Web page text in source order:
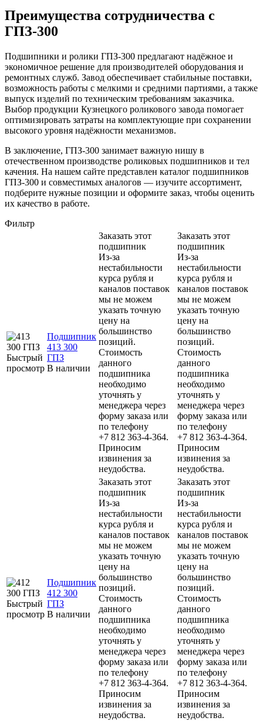
Преимущества сотрудничества с
ГПЗ-300
Подшипники и ролики ГПЗ-300 предлагают надёжное и
экономичное решение для производителей оборудования и
ремонтных служб. Завод обеспечивает стабильные поставки,
возможность работы с мелкими и средними партиями, а также
выпуск изделий по техническим требованиям заказчика.
Выбор продукции Кузнецкого роликового завода помогает
оптимизировать затраты на комплектующие при сохранении
высокого уровня надёжности механизмов.
В заключение, ГПЗ-300 занимает важную нишу в
отечественном производстве роликовых подшипников и тел
качения. На нашем сайте представлен каталог подшипников
ГПЗ-300 и совместимых аналогов — изучите ассортимент,
подберите нужные позиции и оформите заказ, чтобы оценить
их качество в работе.
Фильтр
Быстрый
просмотр
Подшипник
413 300
ГПЗ
В наличии
Заказать этот
подшипник
Из-за
нестабильности
курса рубля и
каналов поставок
мы не можем
указать точную
цену на
большинство
позиций.
Стоимость
данного
подшипника
необходимо
уточнять у
менеджера через
форму заказа или
по телефону
+7 812 363-4-364.
Приносим
извинения за
неудобства.
Заказать этот
подшипник
Из-за
нестабильности
курса рубля и
каналов поставок
мы не можем
указать точную
цену на
большинство
позиций.
Стоимость
данного
подшипника
необходимо
уточнять у
менеджера через
форму заказа или
по телефону
+7 812 363-4-364.
Приносим
извинения за
неудобства.
Быстрый
просмотр
Подшипник
412 300
ГПЗ
В наличии
Заказать этот
подшипник
Из-за
нестабильности
курса рубля и
каналов поставок
мы не можем
указать точную
цену на
большинство
позиций.
Стоимость
данного
подшипника
необходимо
уточнять у
менеджера через
форму заказа или
по телефону
+7 812 363-4-364.
Приносим
извинения за
неудобства.
Заказать этот
подшипник
Из-за
нестабильности
курса рубля и
каналов поставок
мы не можем
указать точную
цену на
большинство
позиций.
Стоимость
данного
подшипника
необходимо
уточнять у
менеджера через
форму заказа или
по телефону
+7 812 363-4-364.
Приносим
извинения за
неудобства.